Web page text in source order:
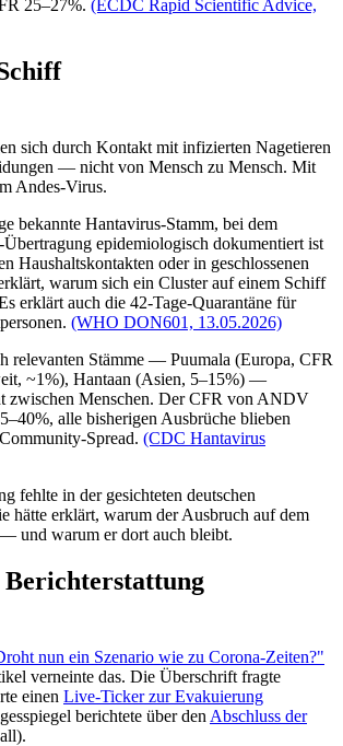
25–27%. (ECDC Rapid Scientific Advice,
sich durch Kontakt mit infizierten Nagetieren
— nicht von Mensch zu Mensch. Mit
Andes-Virus.
bekannte Hantavirus-Stamm, bei dem
epidemiologisch dokumentiert ist
Haushaltskontakten oder in geschlossenen
warum sich ein Cluster auf einem Schiff
erklärt auch die 42-Tage-Quarantäne für
(WHO DON601, 13.05.2026)
relevanten Stämme — Puumala (Europa, CFR
~1%), Hantaan (Asien, 5–15%) —
zwischen Menschen. Der CFR von ANDV
alle bisherigen Ausbrüche blieben
Spread. (CDC Hantavirus
fehlte in der gesichteten deutschen
hätte erklärt, warum der Ausbruch auf dem
und warum er dort auch bleibt.
nun ein Szenario wie zu Corona-Zeiten?"
verneinte das. Die Überschrift fragte
einen Live-Ticker zur Evakuierung
berichtete über den Abschluss der